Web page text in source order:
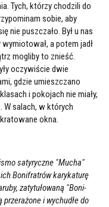
Tych, którzy chodzili do
sobie, aby
nie puszczało. Był u nas
a potem jadł
mogliby to znieść.
oczywiście dwie
gdzie umieszczano
i pokojach nie miały,
W salach, w których
okna.
satyryczne "Mucha"
Bonifratrów karykaturę
zatytułowaną "Boni-
i wychudłe do